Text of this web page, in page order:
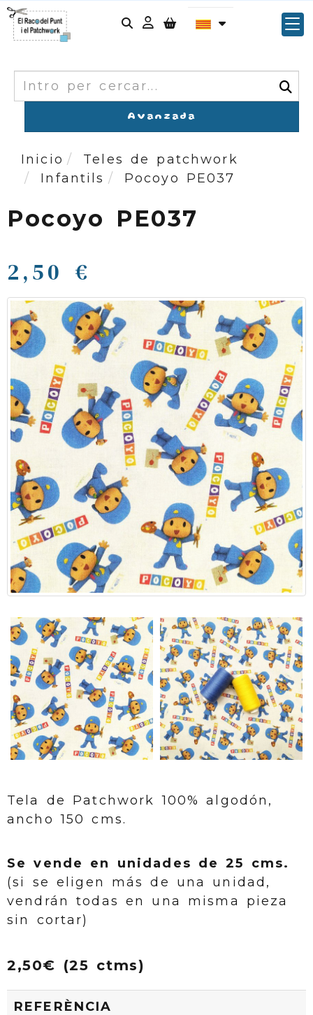
Identifícat
Cercar
Avanzada
Inicio
Teles de patchwork
Infantils
Pocoyo PE037
Pocoyo PE037
2,50 €
Tela de Patchwork 100% algodón,
ancho 150 cms.
Se vende en unidades de 25 cms.
(si se eligen más de una unidad,
vendrán todas en una misma pieza
sin cortar)
2,50€ (25 ctms)
REFERÈNCIA